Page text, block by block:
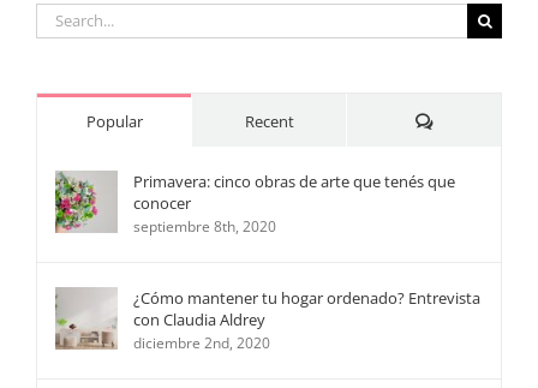
Search
for:
Popular Recent Comments
Primavera: cinco obras de arte que tenés que
conocer
septiembre 8th, 2020
¿Cómo mantener tu hogar ordenado? Entrevista
con Claudia Aldrey
diciembre 2nd, 2020